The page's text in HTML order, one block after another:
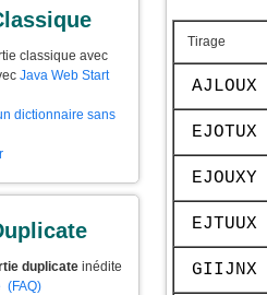
classique avec
Java Web Start
dictionnaire sans
duplicate inédite
(FAQ)
Tirage
AJLOUX
EJOTUX
EJOUXY
EJTUUX
GIIJNX